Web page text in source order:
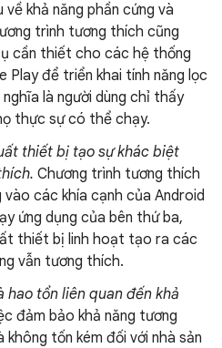
về khả năng phần cứng và
trình tương thích cũng
cần thiết cho các hệ thống
Play để triển khai tính năng lọc
là người dùng chỉ thấy
thực sự có thể chạy.
thiết bị tạo sự khác biệt
Chương trình tương thích
các khía cạnh của Android
ứng dụng của bên thứ ba,
thiết bị linh hoạt tạo ra các
vẫn tương thích.
hao tổn liên quan đến khả
đảm bảo khả năng tương
không tốn kém đối với nhà sản